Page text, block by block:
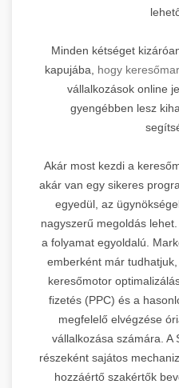
Minden kétséget
kapujába, hogy
vállalkozások online
gyengébben lesz
Akár most kezdi a
akár van egy sikeres
egyedül, az
nagyszerű megoldás
a folyamat egyoldalú.
emberként már
keresőmotor
fizetés (PPC) és a
megfelelő elvégzése
vállalkozása számára. A
részeként sajátos
hozzáértő szakértők